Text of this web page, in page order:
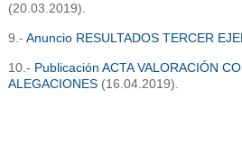
(20.03.2019).
9.- Anuncio RESULTADOS TERCER
10.- Publicación ACTA VALORACIÓN
ALEGACIONES(16.04.2019).